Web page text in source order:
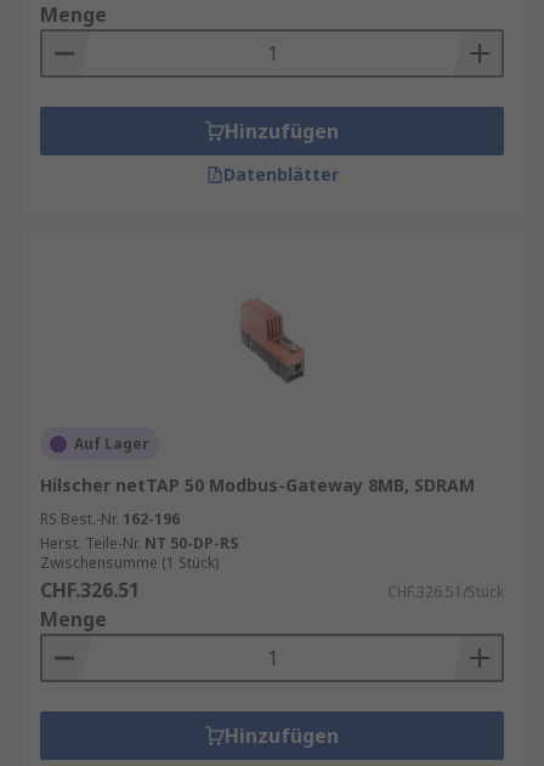
Wir führen Produkte mit
Kommunikationsprotokollen wie z. B.Ethernet,
HTTP
Menge
Hinzufügen
Datenblätter
Auf Lager
Hilscher netTAP 50 Modbus-Gateway 8MB, SDRAM
RS Best.-Nr. 162-196
Herst. Teile-Nr. NT 50-DP-RS
Zwischensumme (1 Stück)
CHF.326.51 CHF.326.51/Stück
Menge
Hinzufügen